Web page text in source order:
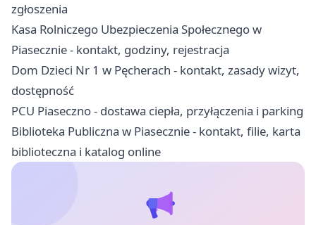
zgłoszenia
Kasa Rolniczego Ubezpieczenia Społecznego w
Piasecznie - kontakt, godziny, rejestracja
Dom Dzieci Nr 1 w Pęcherach - kontakt, zasady wizyt,
dostępność
PCU Piaseczno - dostawa ciepła, przyłączenia i parking
Biblioteka Publiczna w Piasecznie - kontakt, filie, karta
biblioteczna i katalog online